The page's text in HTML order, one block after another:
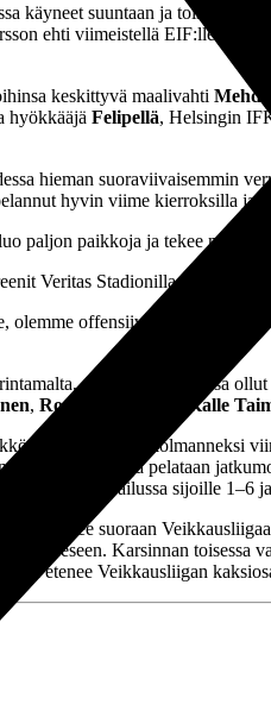
käyneet suuntaan ja toiseen.
ehti viimeistellä EIF:lle 12
keskittyvä maalivahti Mehdi
hyökkääjä Felipellä, Helsingin
hieman suoraviivaisemmin
hyvin viime kierroksilla ja
paljon paikkoja ja tekee
Veritas Stadionilla.
olemme offensiivisia ja
sillä pitkään sivussa
, Roope Pakkanen Kalle
runkosarjan kolmanneksi
sarja. Jatkosarjoja pelataan
kokonaiskilpailussa sijoille 1–6
nousee suoraan
vaiheeseen. Karsinnan
etenee Veikkausliigan